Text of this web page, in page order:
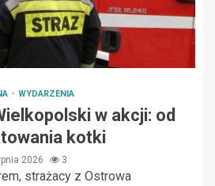
WYDARZENIA
w akcji: od
kotki
2026 3
strażacy z Ostrowa